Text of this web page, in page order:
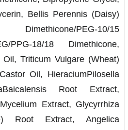
Bellis Perennis (Daisy)
PEG-10/15
PPG-18/18 Dimethicone,
Triticum Vulgare (Wheat)
Oil, HieraciumPilosella
Root Extract,
Extract, Glycyrrhiza
Root Extract, Angelica